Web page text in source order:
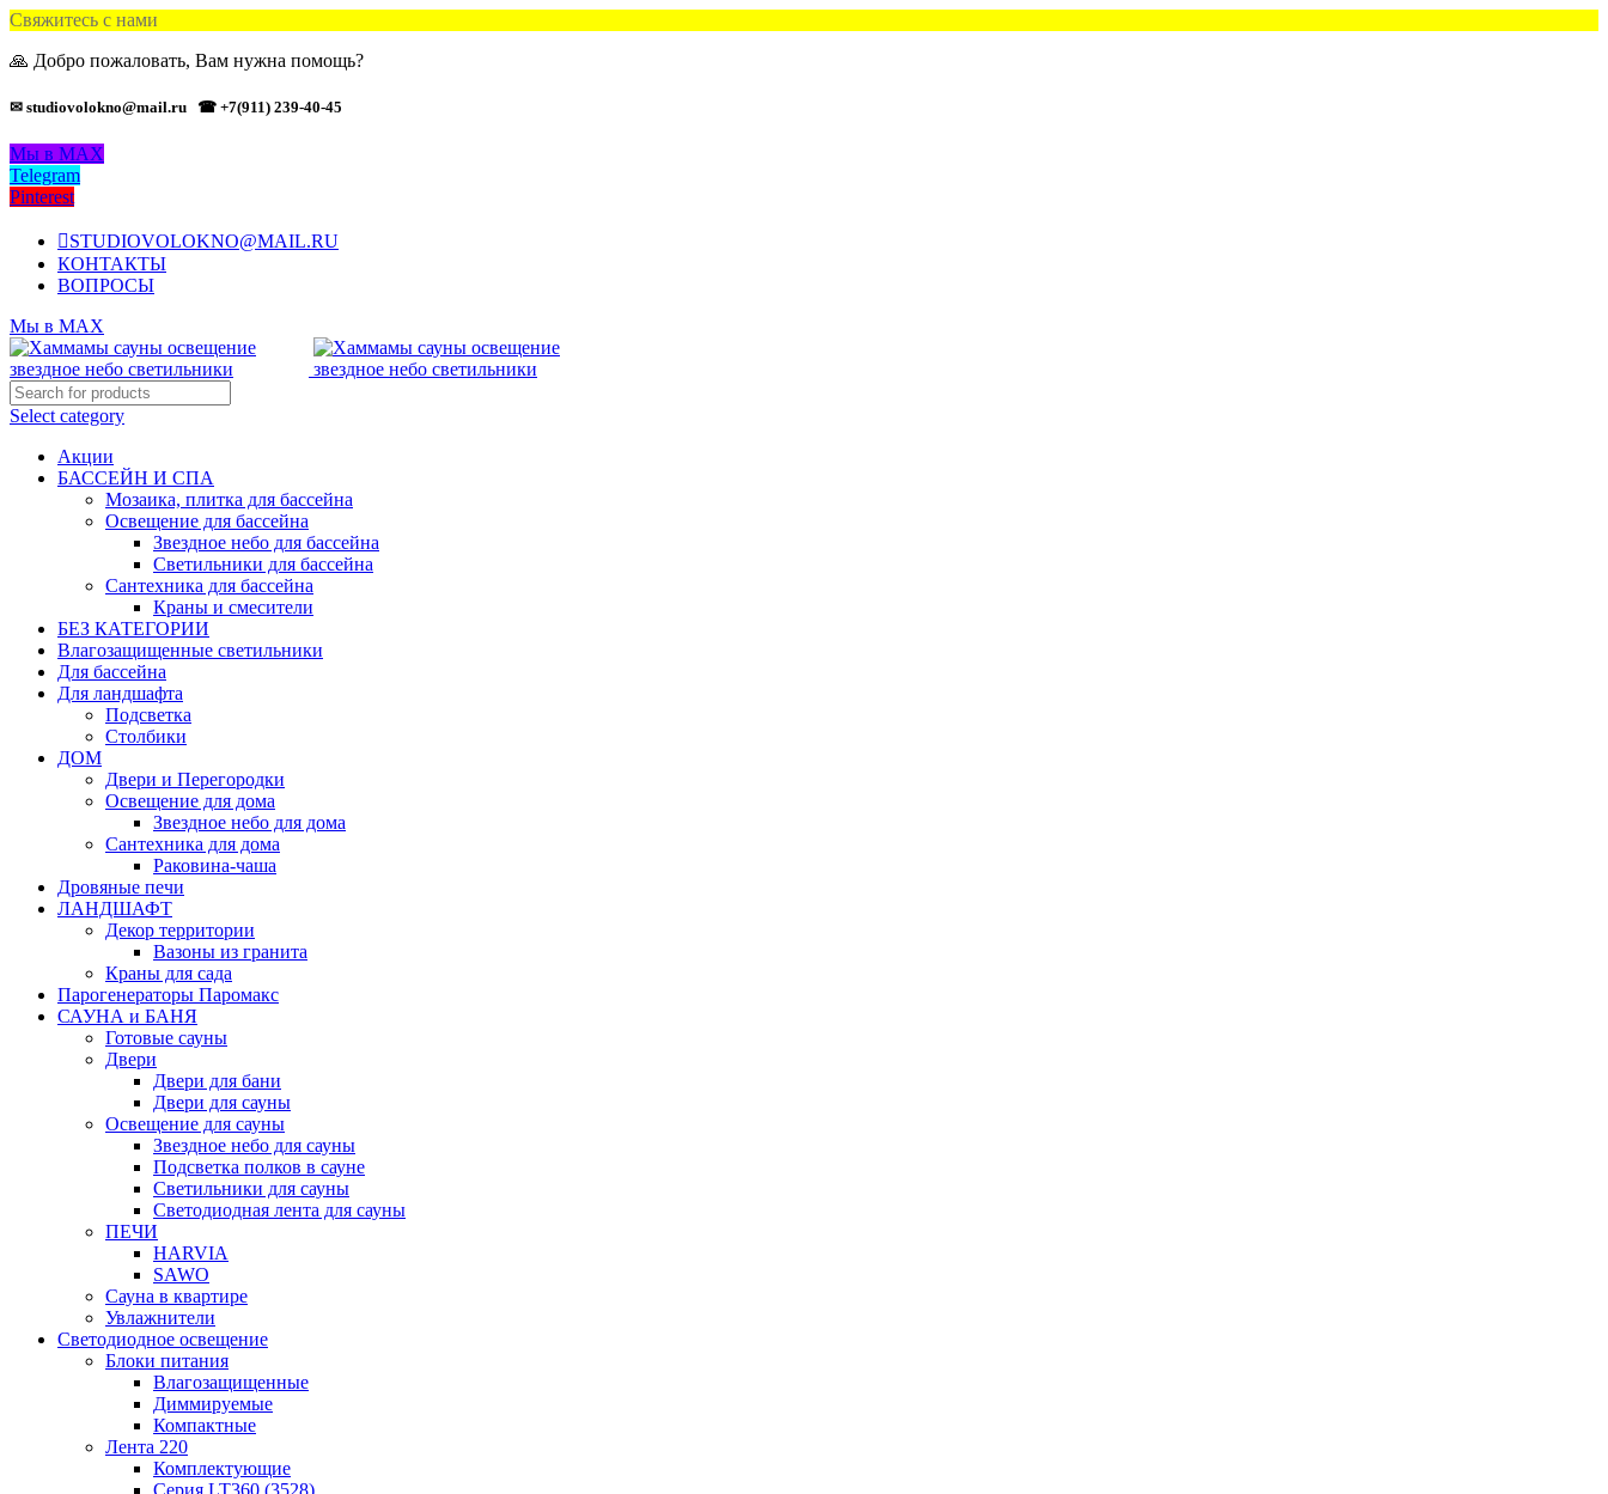
Свяжитесь с нами
🙏 Добро пожаловать, Вам нужна помощь?
✉ studiovolokno@mail.ru ☎ +7(911) 239-40-45
Мы в MAX
Telegram
Pinterest
STUDIOVOLOKNO@MAIL.RU
КОНТАКТЫ
ВОПРОСЫ
Мы в MAX
Select category
Акции
БАССЕЙН И СПА
Мозаика, плитка для бассейна
Освещение для бассейна
Звездное небо для бассейна
Светильники для бассейна
Сантехника для бассейна
Краны и смесители
БЕЗ КАТЕГОРИИ
Влагозащищенные светильники
Для бассейна
Для ландшафта
Подсветка
Столбики
ДОМ
Двери и Перегородки
Освещение для дома
Звездное небо для дома
Сантехника для дома
Раковина-чаша
Дровяные печи
ЛАНДШАФТ
Декор территории
Вазоны из гранита
Краны для сада
Парогенераторы Паромакс
САУНА и БАНЯ
Готовые сауны
Двери
Двери для бани
Двери для сауны
Освещение для сауны
Звездное небо для сауны
Подсветка полков в сауне
Светильники для сауны
Светодиодная лента для сауны
ПЕЧИ
HARVIA
SAWO
Сауна в квартире
Увлажнители
Светодиодное освещение
Блоки питания
Влагозащищенные
Диммируемые
Компактные
Лента 220
Комплектующие